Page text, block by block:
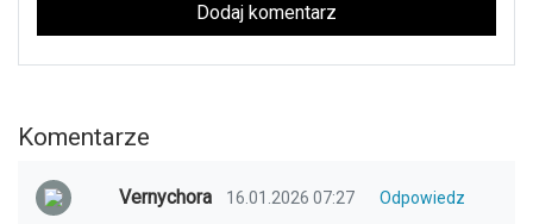
Dodaj komentarz
Komentarze
Vernychora 16.01.2026 07:27
Odpowiedz